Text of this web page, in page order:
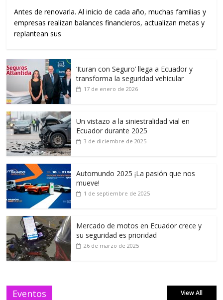
Antes de renovarla. Al inicio de cada año, muchas familias y
empresas realizan balances financieros, actualizan metas y
replantean sus
‘Ituran con Seguro’ llega a Ecuador y
transforma la seguridad vehicular
17 de enero de 2026
Un vistazo a la siniestralidad vial en
Ecuador durante 2025
3 de diciembre de 2025
Automundo 2025 ¡La pasión que nos
mueve!
1 de septiembre de 2025
Mercado de motos en Ecuador crece y
su seguridad es prioridad
26 de marzo de 2025
Eventos View All